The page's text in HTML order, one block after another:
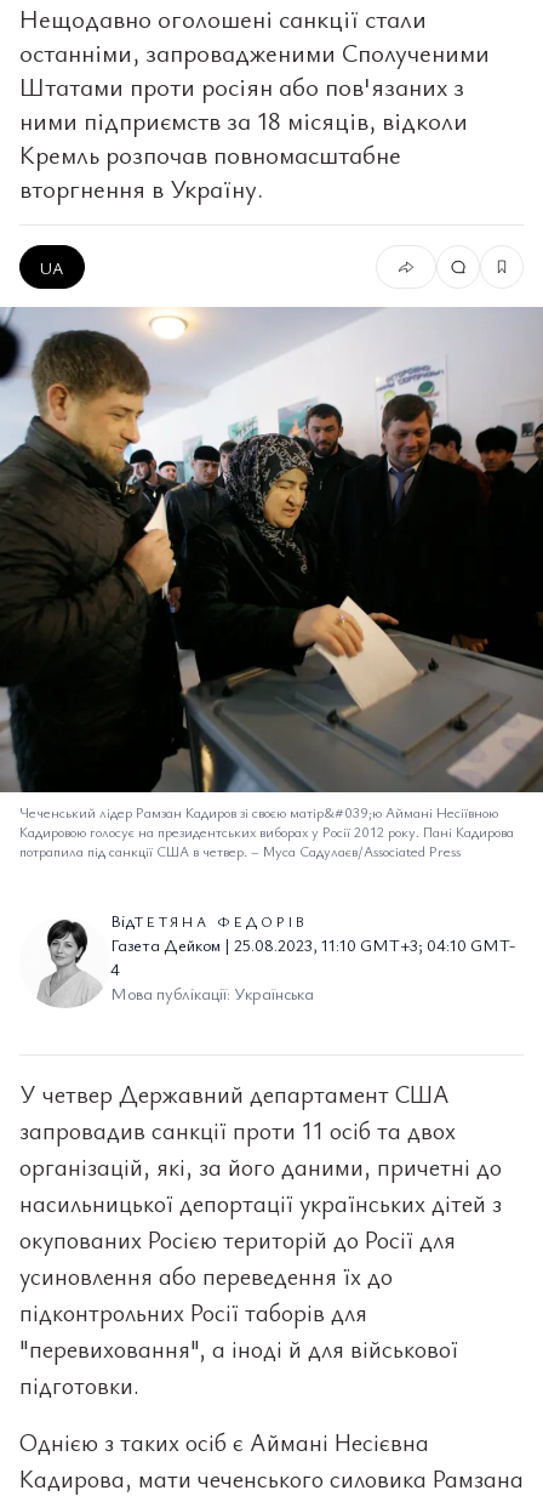
Нещодавно оголошені санкції стали
останніми, запровадженими Сполученими
Штатами проти росіян або пов'язаних з
ними підприємств за 18 місяців, відколи
Кремль розпочав повномасштабне
вторгнення в Україну.
UA
Чеченський лідер Рамзан Кадиров зі своєю матір&#039;ю Аймані Несіївною
Кадировою голосує на президентських виборах у Росії 2012 року. Пані Кадирова
потрапила під санкції США в четвер. – Муса Садулаєв/Associated Press
ВідТЕТЯНА ФЕДОРІВ
Газета Дейком | 25.08.2023, 11:10 GMT+3; 04:10 GMT-
4
Мова публікації: Українська
У четвер Державний департамент США
запровадив санкції проти 11 осіб та двох
організацій, які, за його даними, причетні до
насильницької депортації українських дітей з
окупованих Росією територій до Росії для
усиновлення або переведення їх до
підконтрольних Росії таборів для
"перевиховання", а іноді й для військової
підготовки.
Однією з таких осіб є Аймані Несієвна
Кадирова, мати чеченського силовика Рамзана